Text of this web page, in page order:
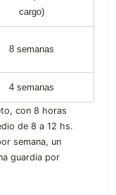
cargo)
8 semanas
4 semanas
con 8 horas
de 8 a 12 hs.
semana, un
guardia por